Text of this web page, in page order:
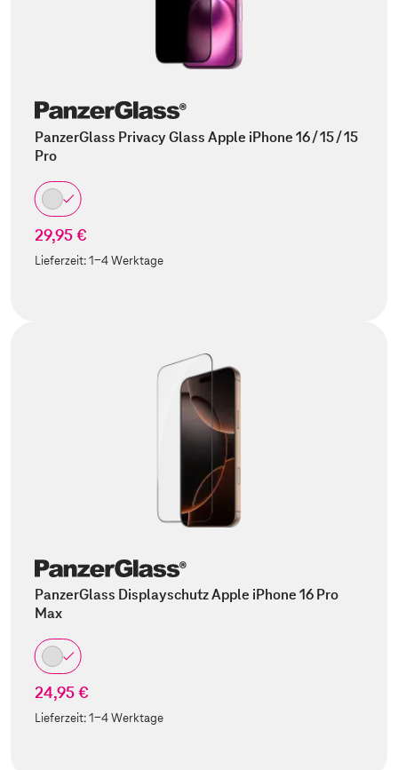
PanzerGlass Privacy Glass Apple iPhone 16 / 15 / 15
Pro
29,95 €
Lieferzeit:1-4 Werktage
PanzerGlass Displayschutz Apple iPhone 16 Pro
Max
24,95 €
Lieferzeit:1-4 Werktage